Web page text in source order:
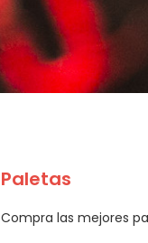
Paletas
Compra las mejores